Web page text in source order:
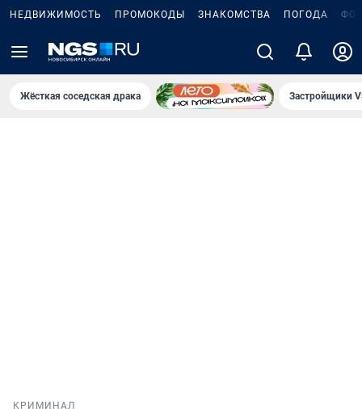
НЕДВИЖИМОСТЬ ПРОМОКОДЫ ЗНАКОМСТВА ПОГОДА
Жёсткая соседская драка Застройщики
КРИМИНАЛ